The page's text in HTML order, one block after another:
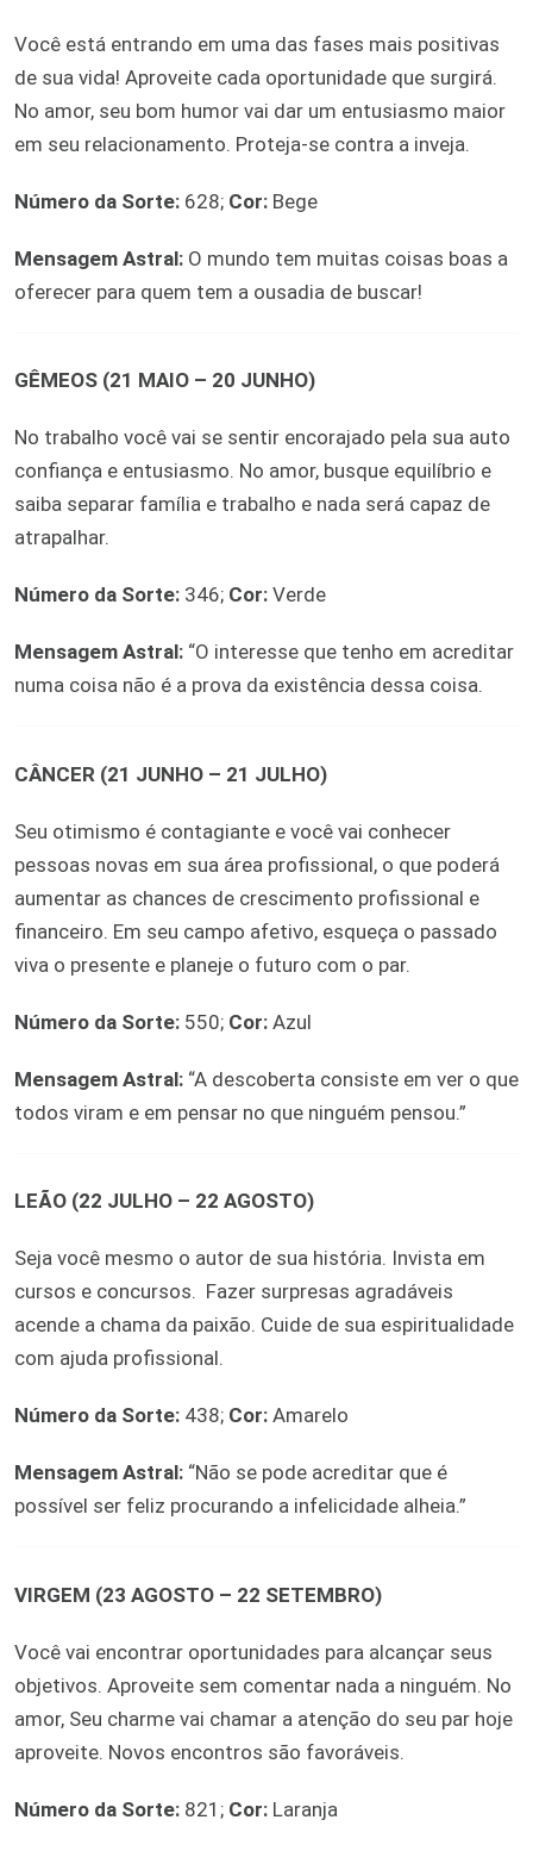
Você está entrando em uma das fases mais positivas
de sua vida! Aproveite cada oportunidade que surgirá.
No amor, seu bom humor vai dar um entusiasmo maior
em seu relacionamento. Proteja-se contra a inveja.
Número da Sorte: 628; Cor: Bege
Mensagem Astral: O mundo tem muitas coisas boas a
oferecer para quem tem a ousadia de buscar!
GÊMEOS (21 MAIO – 20 JUNHO)
No trabalho você vai se sentir encorajado pela sua auto
confiança e entusiasmo. No amor, busque equilíbrio e
saiba separar família e trabalho e nada será capaz de
atrapalhar.
Número da Sorte: 346; Cor: Verde
Mensagem Astral: “O interesse que tenho em acreditar
numa coisa não é a prova da existência dessa coisa.
CÂNCER (21 JUNHO – 21 JULHO)
Seu otimismo é contagiante e você vai conhecer
pessoas novas em sua área profissional, o que poderá
aumentar as chances de crescimento profissional e
financeiro. Em seu campo afetivo, esqueça o passado
viva o presente e planeje o futuro com o par.
Número da Sorte: 550; Cor: Azul
Mensagem Astral: “A descoberta consiste em ver o que
todos viram e em pensar no que ninguém pensou.”
LEÃO (22 JULHO – 22 AGOSTO)
Seja você mesmo o autor de sua história. Invista em
cursos e concursos. Fazer surpresas agradáveis
acende a chama da paixão. Cuide de sua espiritualidade
com ajuda profissional.
Número da Sorte: 438; Cor: Amarelo
Mensagem Astral: “Não se pode acreditar que é
possível ser feliz procurando a infelicidade alheia.”
VIRGEM (23 AGOSTO – 22 SETEMBRO)
Você vai encontrar oportunidades para alcançar seus
objetivos. Aproveite sem comentar nada a ninguém. No
amor, Seu charme vai chamar a atenção do seu par hoje
aproveite. Novos encontros são favoráveis.
Número da Sorte: 821; Cor: Laranja